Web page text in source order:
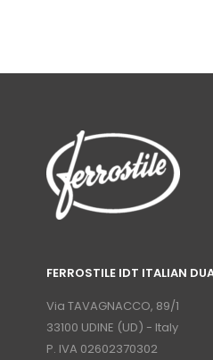
FERROSTILE IDT ITALIAN
Via TAVAGNACCO, 89/1
33100 UDINE (UD) - Italy
P. IVA 02602370302